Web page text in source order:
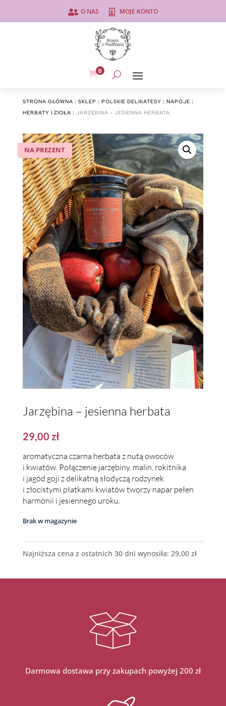
 O NAS  MOJE KONTO
0
STRONA GŁÓWNA | SKLEP | POLSKIE DELIKATESY | NAPOJE |
HERBATY I ZIOŁA | JARZĘBINA – JESIENNA HERBATA
NA PREZENT
Jarzębina – jesienna herbata
29,00 zł
aromatyczna czarna herbata z nutą owoców
i kwiatów. Połączenie jarzębiny, malin, rokitnika
i jagód goji z delikatną słodyczą rodzynek
i złocistymi płatkami kwiatów tworzy napar pełen
harmonii i jesiennego uroku.
Brak w magazynie
Najniższa cena z ostatnich 30 dni wynosiła: 29,00 zł
Darmowa dostawa przy zakupach powyżej 200 zł